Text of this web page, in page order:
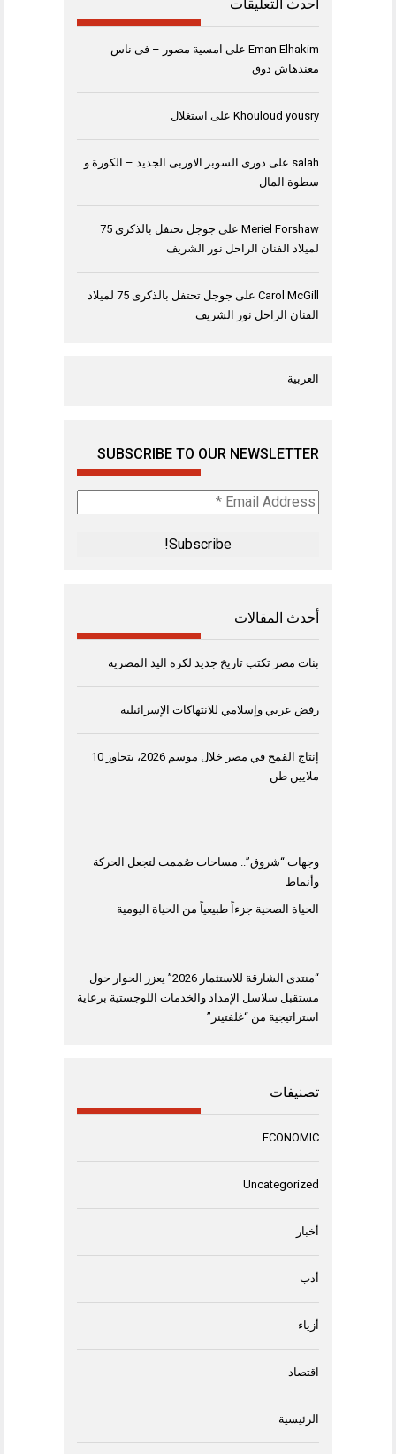
أحدث التعليقات
Eman Elhakim على امسية مصور – فى ناس
معندهاش ذوق
Khouloud yousry على استغلال
salah على دورى السوبر الاوربى الجديد – الكورة و
سطوة المال
Meriel Forshaw على
جوجل تحتفل بالذكرى 75
لميلاد الفنان الراحل نور الشريف
Carol McGill على
جوجل تحتفل بالذكرى 75 لميلاد
الفنان الراحل نور الشريف
العربية
SUBSCRIBE TO OUR NEWSLETTER
Email
Address
أحدث المقالات
بنات مصر تكتب تاريخ جديد لكرة اليد المصرية
رفض عربي وإسلامي للانتهاكات الإسرائيلية
إنتاج القمح في مصر خلال موسم 2026، يتجاوز 10
ملايين طن
وجهات “شروق”.. مساحات صُممت لتجعل الحركة
وأنماط
الحياة الصحية جزءاً طبيعياً من الحياة اليومية
“منتدى الشارقة للاستثمار 2026” يعزز الحوار حول
مستقبل سلاسل الإمداد والخدمات اللوجستية برعاية
استراتيجية من “غلفتينر”
تصنيفات
ECONOMIC
Uncategorized
أخبار
أدب
أزياء
اقتصاد
الرئيسية